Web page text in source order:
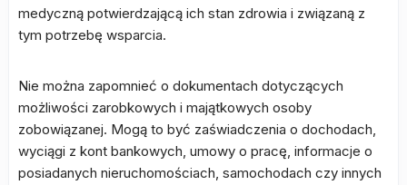
medyczną potwierdzającą ich stan zdrowia i związaną z
tym potrzebę wsparcia.
Nie można zapomnieć o dokumentach dotyczących
możliwości zarobkowych i majątkowych osoby
zobowiązanej. Mogą to być zaświadczenia o dochodach,
wyciągi z kont bankowych, umowy o pracę, informacje o
posiadanych nieruchomościach, samochodach czy innych